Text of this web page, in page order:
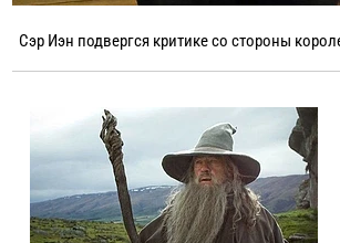
Сэр Иэн подвергся критике со стороны